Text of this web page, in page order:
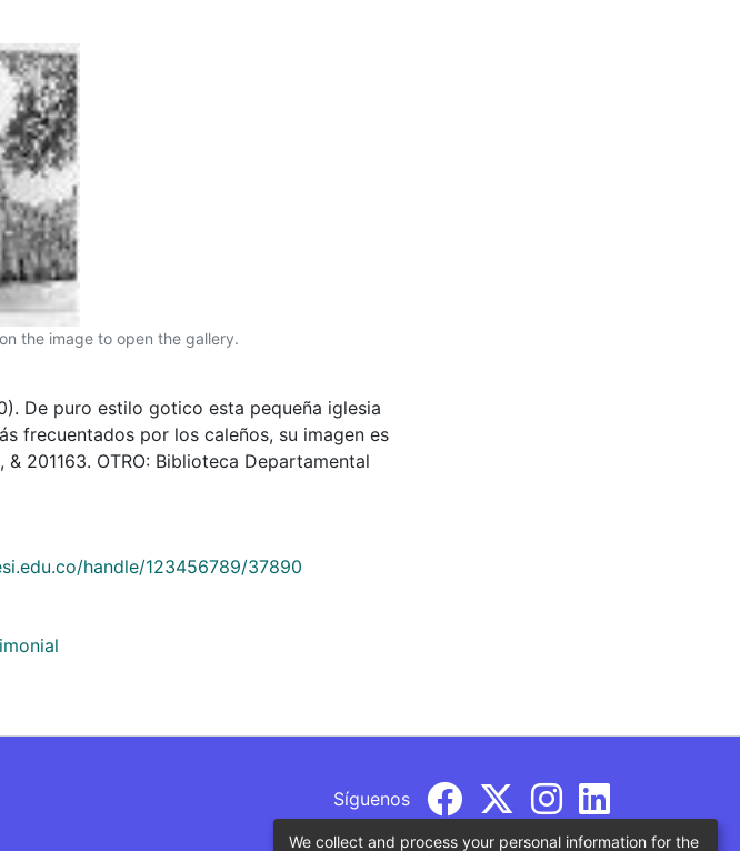
the image to open the gallery.
De puro estilo gotico esta pequeña iglesia
frecuentados por los caleños, su imagen es
201163. OTRO: Biblioteca Departamental
handle/123456789/37890
Síguenos
We collect and process your personal information for the